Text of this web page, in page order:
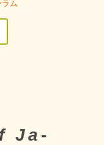
ム
Ja-